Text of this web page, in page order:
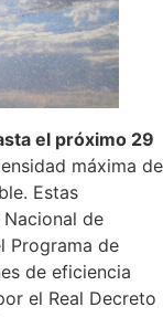
el próximo 29
máxima de
Estas
de
Programa de
de eficiencia
el Real Decreto